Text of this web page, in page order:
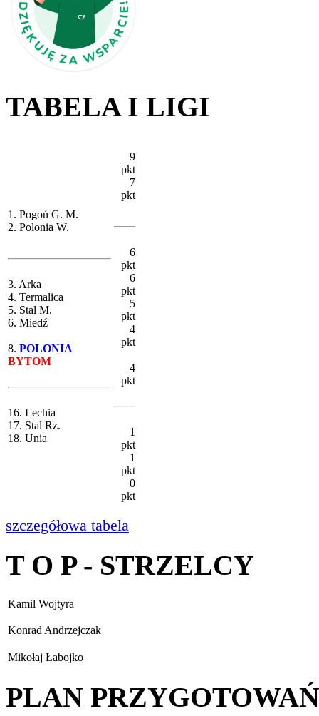
TABELA I LIGI
1. Pogoń G. M.
2. Polonia W.
3. Arka
4. Termalica
5. Stal M.
6. Miedź
8. POLONIA
BYTOM
16. Lechia
17. Stal Rz.
18. Unia
9
pkt
7
pkt
6
pkt
6
pkt
5
pkt
4
pkt
4
pkt
1
pkt
1
pkt
0
pkt
szczegółowa tabela
T O P - STRZELCY
Kamil Wojtyra
Konrad Andrzejczak
Mikołaj Łabojko
PLAN PRZYGOTOWAŃ